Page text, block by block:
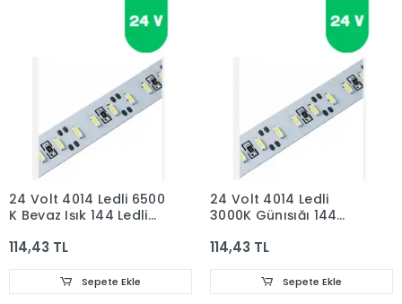
24 Volt 4014 Ledli 6500
K Beyaz Işık 144 Ledli
1 Metre
114,43 TL
Sepete Ekle
24 Volt 4014 Ledli
3000K Günışığı 144
Çubuk Bar 1 Metre
114,43 TL
Sepete Ekle